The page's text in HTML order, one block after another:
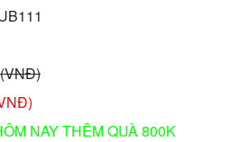
NAY THÊM QUÀ 800K